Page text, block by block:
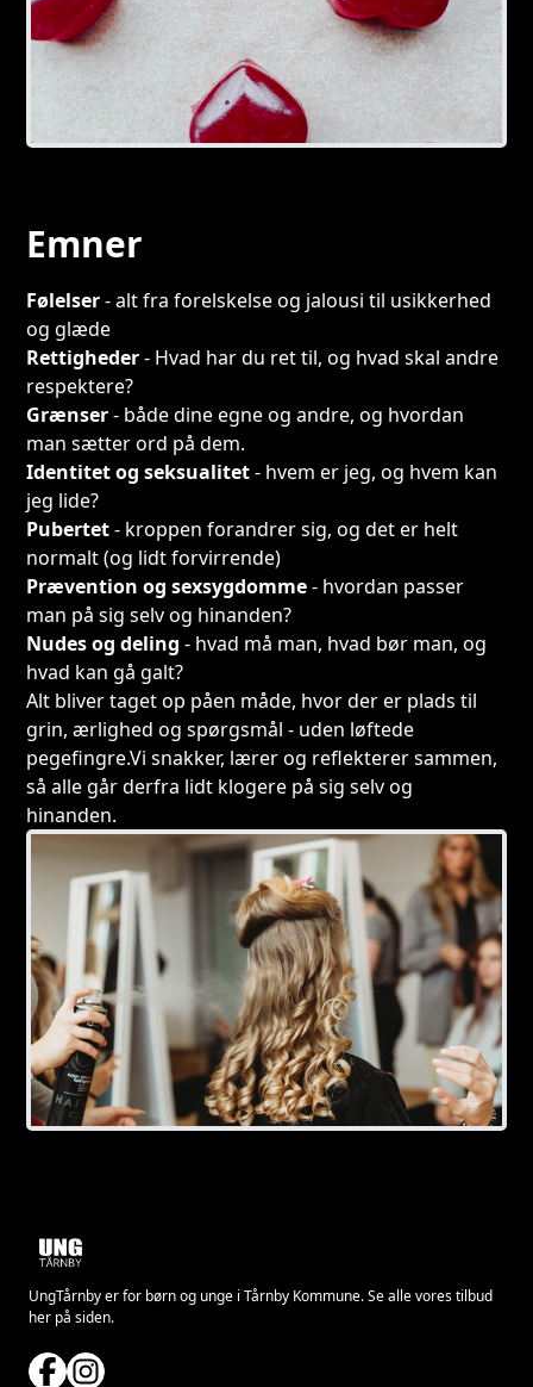
Emner
Følelser- alt fra forelskelse og jalousi til usikkerhed
og glæde
Rettigheder- Hvad har du ret til, og hvad skal andre
respektere?
Grænser- både dine egne og andre, og hvordan
man sætter ord på dem.
Identitet og seksualitet- hvem er jeg, og hvem kan
jeg lide?
Pubertet- kroppen forandrer sig, og det er helt
normalt (og lidt forvirrende)
Prævention og sexsygdomme- hvordan passer
man på sig selv og hinanden?
Nudes og deling - hvad må man, hvad bør man, og
hvad kan gå galt?
Alt bliver taget op påen måde, hvor der er plads til
grin, ærlighed og spørgsmål - uden løftede
pegefingre.Vi snakker, lærer og reflekterer sammen,
så alle går derfra lidt klogere på sig selv og
hinanden.
UngTårnby er for børn og unge i Tårnby Kommune. Se alle vores tilbud
her på siden.